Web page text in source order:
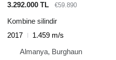
3.292.000 TL €59.890
Kombine silindir
2017
1.459 m/s
Almanya, Burghaun